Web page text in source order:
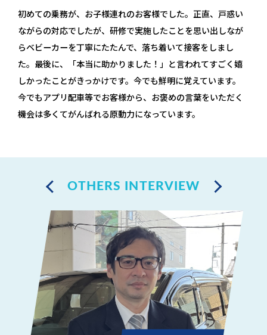
初めての乗務が、お子様連れのお客様でした。正直、戸惑い
ながらの対応でしたが、研修で実施したことを思い出しなが
らベビーカーを丁寧にたたんで、落ち着いて接客をしまし
た。最後に、「本当に助かりました！」と言われてすごく嬉
しかったことがきっかけです。今でも鮮明に覚えています。
今でもアプリ配車等でお客様から、お褒めの言葉をいただく
機会は多くてがんばれる原動力になっています。
OTHERS INTERVIEW